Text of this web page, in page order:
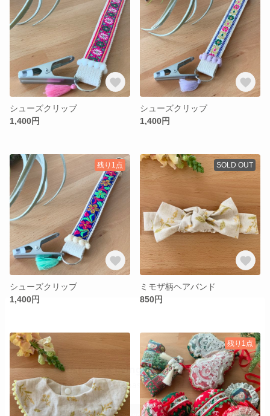
シューズクリップ
1,400円
シューズクリップ
1,400円
残り1点
シューズクリップ
1,400円
SOLD OUT
ミモザ柄ヘアバンド
850円
残り1点